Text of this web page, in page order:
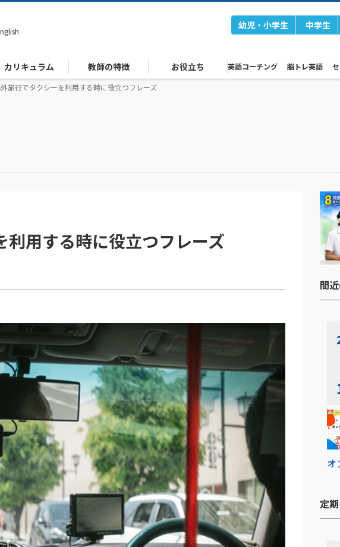
幼児・小学生 中学生
カリキュラム 教師の特徴 お役立ち 英語コーチング 脳トレ英語
旅行でタクシーを利用する時に役立つフレーズ
利用する時に役立つフレーズ
間
オ
定